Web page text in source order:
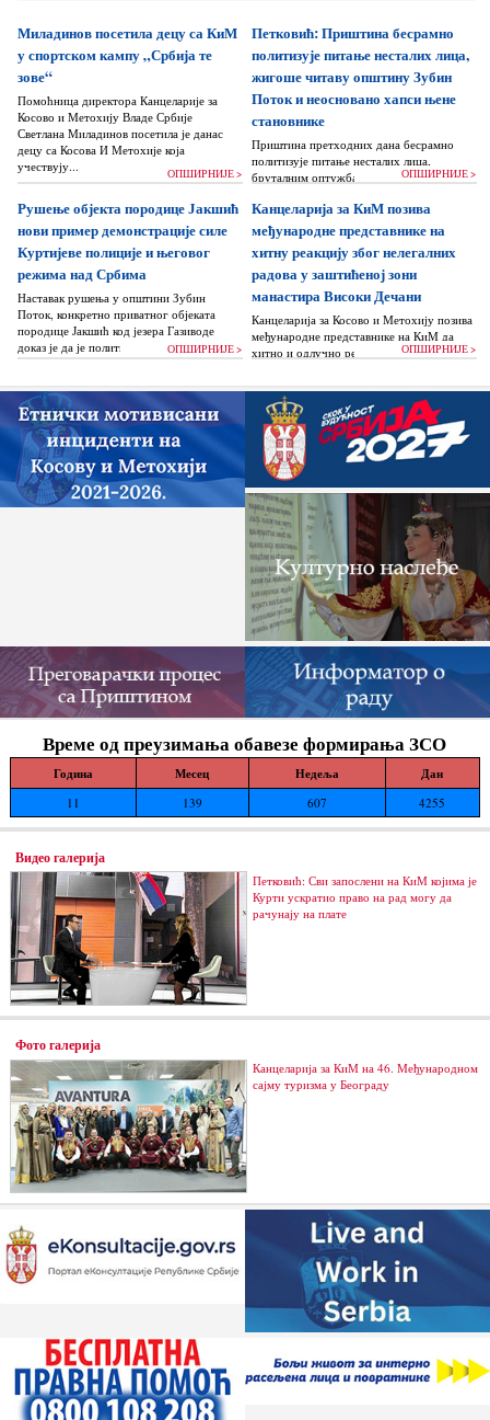
Миладинов посетила децу са КиМ
у спортском кампу „Србија те
зове“
Помоћница директора Канцеларије за
Косово и Метохију Владе Србије
Светлана Миладинов посетила је данас
децу са Косова И Метохије која
учествују...
ОПШИРНИЈЕ >
Петковић: Приштина бесрамно
политизује питање несталих лица,
жигоше читаву општину Зубин
Поток и неосновано хапси њене
становнике
Приштина претходних дана бесрамно
политизује питање несталих лица,
бруталним оптужбама на рачун Београда
жигоше...
ОПШИРНИЈЕ >
Рушење објекта породице Јакшић
нови пример демонстрације силе
Куртијеве полиције и његовог
режима над Србима
Наставак рушења у општини Зубин
Поток, конкретно приватног објеката
породице Јакшић код језера Газиводе
доказ је да је политика Аљбина Куртија...
ОПШИРНИЈЕ >
Канцеларија за КиМ позива
међународне представнике на
хитну реакцију због нелегалних
радова у заштићеној зони
манастира Високи Дечани
Канцеларија за Косово и Метохију позива
међународне представнике на КиМ да
хитно и одлучно реагују и да без
нелегалних грађевинских...
ОПШИРНИЈЕ >
Време од преузимања обавезе формирања ЗСО
Година Месец Недеља Дан
11 139 607 4255
Видео галерија
Петковић: Сви запослени на КиМ којима је
Курти ускратио право на рад могу да
рачунају на плате
Фото галерија
Канцеларија за КиМ на 46. Међународном
сајму туризма у Београду